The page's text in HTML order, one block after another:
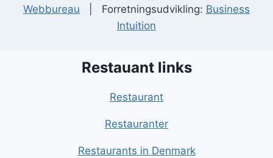
Webbureau | Forretningsudvikling: Business
Intuition
Restauant links
Restaurant
Restauranter
Restaurants in Denmark